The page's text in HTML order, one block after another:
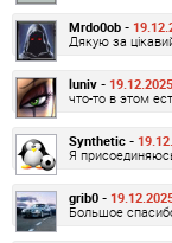
Mrdo0ob -
Дякую за
luniv -
что-то в этом
Synthetic -
Я
grib0 -
Большое